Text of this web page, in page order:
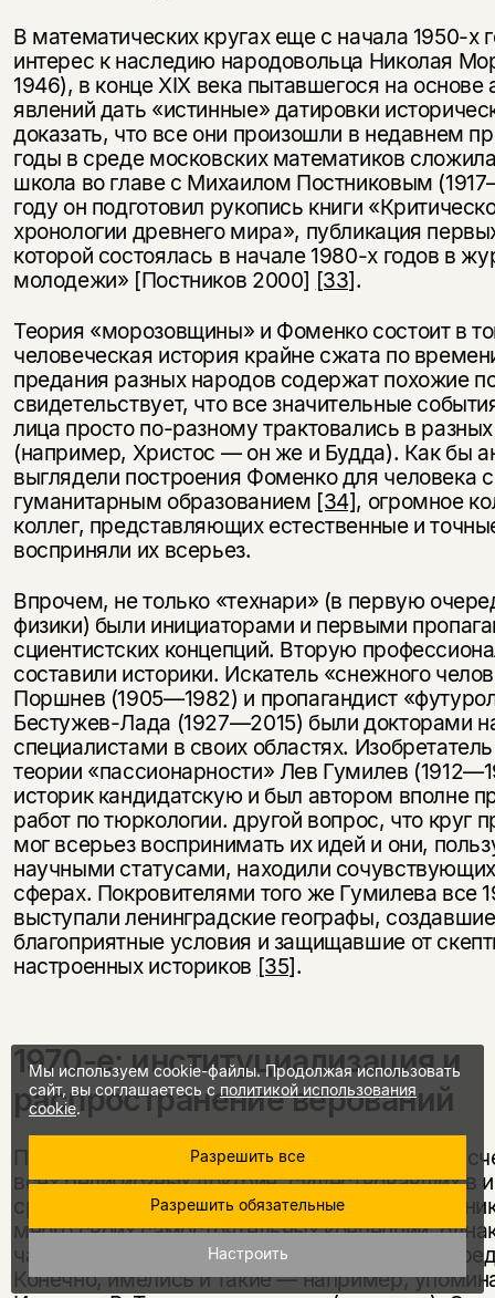
В математических кругах еще с начала 1950-х
интерес к наследию народовольца Николая
1946), в конце XIX века пытавшегося на основе
явлений дать «истинные» датировки
доказать, что все они произошли в недавнем
годы в среде московских математиков
школа во главе с Михаилом Постниковым
году он подготовил рукопись книги
хронологии древнего мира», публикация
которой состоялась в начале 1980-х годов в
молодежи» [Постников 2000] [33].
Теория «морозовщины» и Фоменко состоит в
человеческая история крайне сжата по
предания разных народов содержат похожие
свидетельствует, что все значительные
лица просто по-разному трактовались в
(например, Христос — он же и Будда). Как бы
выглядели построения Фоменко для человека
гуманитарным образованием [34], огромное
коллег, представляющих естественные и
восприняли их всерьез.
Впрочем, не только «технари» (в первую
физики) были инициаторами и первыми
сциентистских концепций. Вторую
составили историки. Искатель «снежного
Поршнев (1905—1982) и пропагандист
Бестужев-Лада (1927—2015) были докторами
специалистами в своих областях.
теории «пассионарности» Лев Гумилев
историк кандидатскую и был автором вполне
работ по тюркологии. другой вопрос, что круг
мог всерьез воспринимать их идей и они,
научными статусами, находили
сферах. Покровителями того же Гумилева все
выступали ленинградские географы,
благоприятные условия и защищавшие от
настроенных историков [35].
1970-е: институциализация и
распространение верований
Перечисленные выше верования далеко не
всех религиозных доктрин, существовавших в
среде СССР. На провинциальном уровне
много своих самостоятельных концепций,
часть из них получала распространение за
Конечно, имелись и такие — например,
Мы используем cookie-файлы. Продолжая использовать
сайт, вы соглашаетесь сполитикой использования
cookie.
Разрешить все
Разрешить обязательные
Настроить